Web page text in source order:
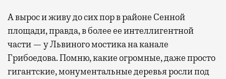
А вырос и живу до сих пор в районе Сенной
площади, правда, в более ее интеллигентной
части — у Львиного мостика на канале
Грибоедова. Помню, какие огромные, даже просто
гигантские, монументальные деревья росли под